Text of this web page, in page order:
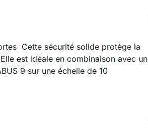
Cette sécurité solide protège la
est idéale en combinaison avec un
9 sur une échelle de 10